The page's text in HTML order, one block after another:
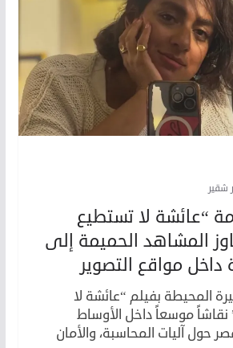
شقير
“عائشة لا تستطيع
المشاهد الحميمة إلى
داخل مواقع التصوير
المحيطة بفيلم “عائشة لا
نقاشاً موسعاً داخل الأوساط
حول آليات المحاسبة، والأمان